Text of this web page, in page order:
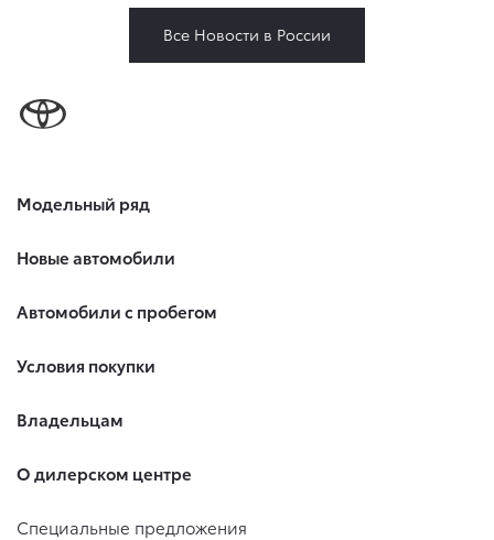
Все Новости в России
Модельный ряд
Новые автомобили
Автомобили с пробегом
Условия покупки
Владельцам
О дилерском центре
Специальные предложения